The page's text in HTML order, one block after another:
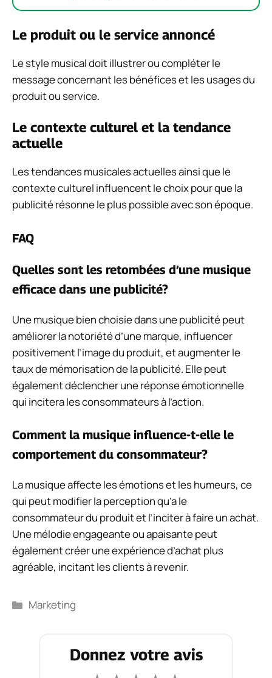
Le produit ou le service annoncé
Le style musical doit illustrer ou compléter le
message concernant les bénéfices et les usages du
produit ou service.
Le contexte culturel et la tendance
actuelle
Les tendances musicales actuelles ainsi que le
contexte culturel influencent le choix pour que la
publicité résonne le plus possible avec son époque.
FAQ
Quelles sont les retombées d’une musique
efficace dans une publicité?
Une musique bien choisie dans une publicité peut
améliorer la notoriété d’une marque, influencer
positivement l’image du produit, et augmenter le
taux de mémorisation de la publicité. Elle peut
également déclencher une réponse émotionnelle
qui incitera les consommateurs à l’action.
Comment la musique influence-t-elle le
comportement du consommateur?
La musique affecte les émotions et les humeurs, ce
qui peut modifier la perception qu’a le
consommateur du produit et l’inciter à faire un achat.
Une mélodie engageante ou apaisante peut
également créer une expérience d’achat plus
agréable, incitant les clients à revenir.
Catégories
Marketing
Donnez votre avis